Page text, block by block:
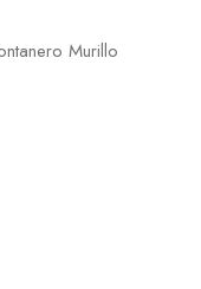
Murillo